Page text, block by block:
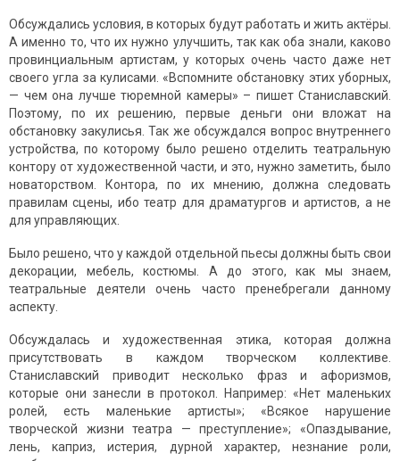
Обсуждались условия, в которых будут работать и жить актёры.
А именно то, что их нужно улучшить, так как оба знали, каково
провинциальным артистам, у которых очень часто даже нет
своего угла за кулисами. «Вспомните обстановку этих уборных,
— чем она лучше тюремной камеры» – пишет Станиславский.
Поэтому, по их решению, первые деньги они вложат на
обстановку закулисья. Так же обсуждался вопрос внутреннего
устройства, по которому было решено отделить театральную
контору от художественной части, и это, нужно заметить, было
новаторством. Контора, по их мнению, должна следовать
правилам сцены, ибо театр для драматургов и артистов, а не
для управляющих.
Было решено, что у каждой отдельной пьесы должны быть свои
декорации, мебель, костюмы. А до этого, как мы знаем,
театральные деятели очень часто пренебрегали данному
аспекту.
Обсуждалась и художественная этика, которая должна
присутствовать в каждом творческом коллективе.
Станиславский приводит несколько фраз и афоризмов,
которые они занесли в протокол. Например: «Нет маленьких
ролей, есть маленькие артисты»; «Всякое нарушение
творческой жизни театра — преступление»; «Опаздывание,
лень, каприз, истерия, дурной характер, незнание роли,